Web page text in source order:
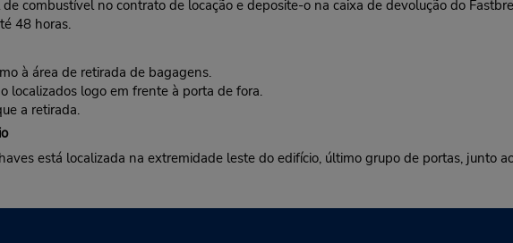
combustível no contrato de locação e deposite-o na caixa de devolução do
48 horas.
à área de retirada de bagagens.
localizados logo em frente à porta de fora.
a retirada.
está localizada na extremidade leste do edifício, último grupo de portas, junto